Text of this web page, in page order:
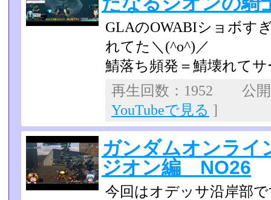
GLAのOWABIショボす
れてた＼(^o^)／
鯖落ち頻発＝鯖壊れて
再生回数：1952 公
YouTubeで見る ]
ガンダムオンラ
ジオン編 NO26
今回はオデッサ沿岸部